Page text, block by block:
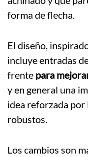
forma de flecha.
El diseño,
incluye entradas
frente para
y en general una
idea reforzada por
robustos.
Los cambios son